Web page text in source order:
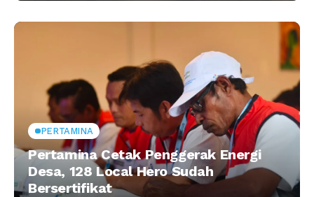
PERTAMINA
Pertamina Cetak Penggerak Energi
Desa, 128 Local Hero Sudah
Bersertifikat